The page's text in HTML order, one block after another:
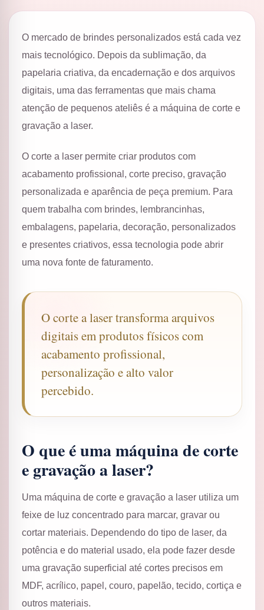
O mercado de brindes personalizados está cada vez
mais tecnológico. Depois da sublimação, da
papelaria criativa, da encadernação e dos arquivos
digitais, uma das ferramentas que mais chama
atenção de pequenos ateliês é a máquina de corte e
gravação a laser.
O corte a laser permite criar produtos com
acabamento profissional, corte preciso, gravação
personalizada e aparência de peça premium. Para
quem trabalha com brindes, lembrancinhas,
embalagens, papelaria, decoração, personalizados
e presentes criativos, essa tecnologia pode abrir
uma nova fonte de faturamento.
O corte a laser transforma arquivos
digitais em produtos físicos com
acabamento profissional,
personalização e alto valor
percebido.
O que é uma máquina de corte
e gravação a laser?
Uma máquina de corte e gravação a laser utiliza um
feixe de luz concentrado para marcar, gravar ou
cortar materiais. Dependendo do tipo de laser, da
potência e do material usado, ela pode fazer desde
uma gravação superficial até cortes precisos em
MDF, acrílico, papel, couro, papelão, tecido, cortiça e
outros materiais.